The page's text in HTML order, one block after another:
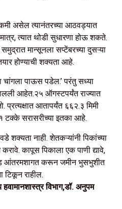
कमी असेल त्यानंतरच्या आठवड्यात
त्यात थोडी सुधारणा होऊ शकते.
मान्सूनला सप्टेंबरच्या दुसऱ्या
होण्याची शक्यता आहे.
चांगला पाऊस पडेल.’ परंतु सध्या
आहेत.२५ ऑगस्टपर्यंत राज्यात
आतापर्यंत ६६२.३ मिमी
सरासरीच्या इतका आहे.
शक्यता नाही. शेतकऱ्यांनी पिकांच्या
कापूस पिकाला एक पाणी द्यावे,
आंतरमशागत करून जमीन भुसभुशीत
टिकून राहील.
विभाग,डॉ. अनुपम